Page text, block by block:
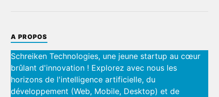
A PROPOS
Schreiken Technologies, une jeune startup au cœur
brûlant d'innovation ! Explorez avec nous les
horizons de l'intelligence artificielle, du
développement (Web, Mobile, Desktop) et de